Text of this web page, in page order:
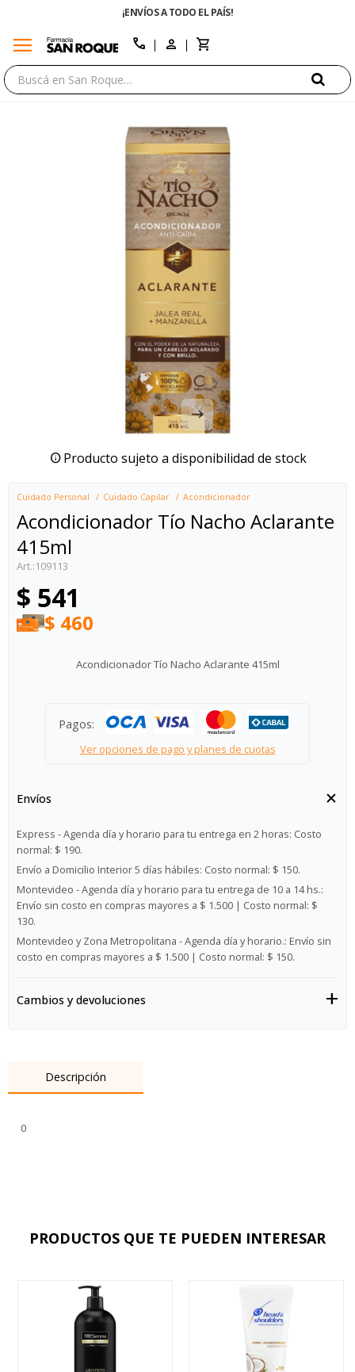
¡ENVÍOS A TODO EL PAÍS!
menu call
Producto sujeto a disponibilidad de stock
Cuidado Personal Cuidado Capilar Acondicionador
Acondicionador Tío Nacho Aclarante
415ml
109113
$ 541
$ 460
Acondicionador Tío Nacho Aclarante 415ml
Pagos:
Ver opciones de pago y planes de cuotas
Envíos
Express - Agenda día y horario para tu entrega en 2 horas: Costo
normal: $ 190.
Envío a Domicilio Interior 5 días hábiles: Costo normal: $ 150.
Montevideo - Agenda día y horario para tu entrega de 10 a 14 hs.:
Envío sin costo en compras mayores a $ 1.500 | Costo normal: $
130.
Montevideo y Zona Metropolitana - Agenda día y horario.: Envío sin
costo en compras mayores a $ 1.500 | Costo normal: $ 150.
Cambios y devoluciones
Descripción
0
PRODUCTOS QUE TE PUEDEN INTERESAR
close